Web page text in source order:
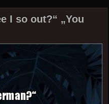
I so out?“ „You